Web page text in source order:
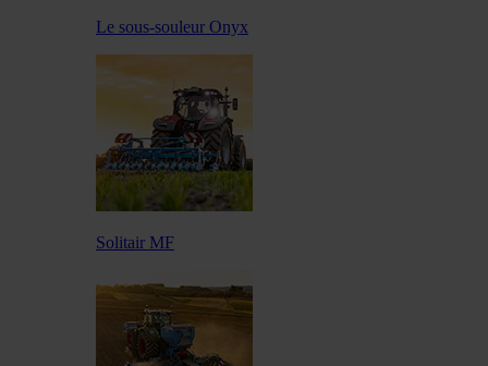
Le sous-souleur Onyx
Solitair MF